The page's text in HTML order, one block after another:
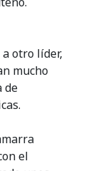
otro líder,
mucho
de
el